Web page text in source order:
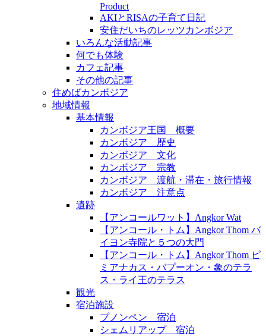
Product
AKIとRISAの子育て日記
安住だいちのレッツカンボジア
いろんな活動記事
何でも体験
カフェ記事
その他の記事
住めばカンボジア
地域情報
基本情報
カンボジア王国 概要
カンボジア 歴史
カンボジア 文化
カンボジア 宗教
カンボジア 渡航・滞在・旅行情報
カンボジア 注意点
遺跡
【アンコールワット】Angkor Wat
【アンコール・トム】Angkor Thom バ
イヨン寺院と５つの大門
【アンコール・トム】Angkor Thom ピ
ミアナカス・バプーオン・象のテラ
ス・ライ王のテラス
観光
宿泊施設
プノンペン 宿泊
シェムリアップ 宿泊